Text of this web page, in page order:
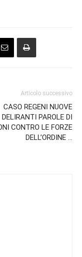
Articolo successivo
CASO REGENI NUOVE
DELIRANTI PAROLE DI
CONTRO LE FORZE
DELL’ORDINE …